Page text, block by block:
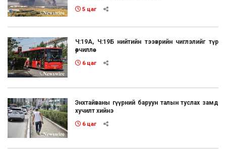
5 цаг
Ч:19А, Ч:19Б нийтийн тээврийн чиглэлийг түр
өөрчиллөө
6 цаг
Энхтайваны гүүрний баруун талын туслах замд
хучилт хийнэ
6 цаг